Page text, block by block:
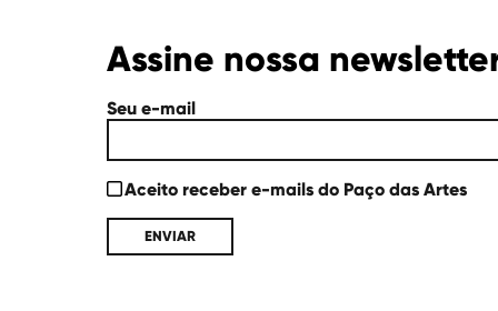
Assine nossa
Seu e-mail
Aceito receber e-mails do Paço das Artes